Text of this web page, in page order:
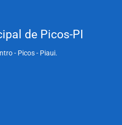
de Picos-PI
- Picos - Piaui.